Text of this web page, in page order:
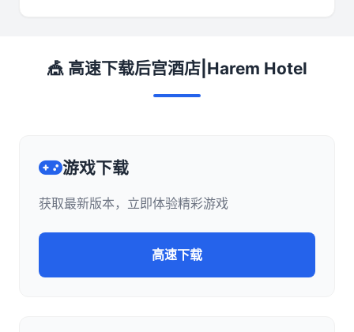
🎪 高速下载后宫酒店|Harem Hotel
游戏下载
获取最新版本，立即体验精彩游戏
高速下载